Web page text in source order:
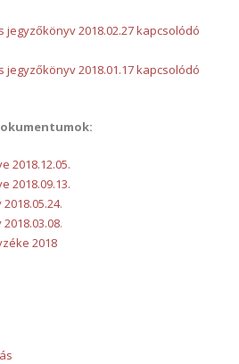
jegyzőkönyv 2018.02.27kapcsolódó
jegyzőkönyv 2018.01.17kapcsolódó
2018.12.05.
2018.09.13.
.
.
2018